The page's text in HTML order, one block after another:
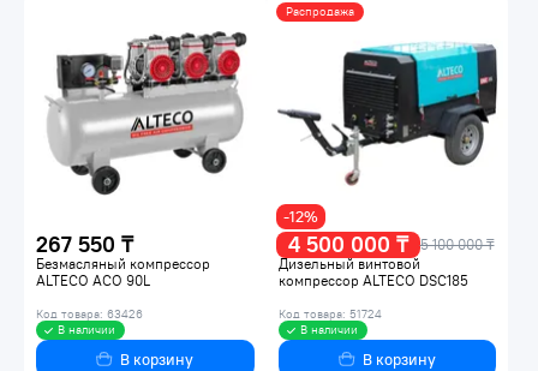
267 550 ₸
Безмасляный компрессор
ALTECO ACO 90L
Код товара: 63426
В наличии
В корзину
Распродажа
4 500 000 ₸ 5 100 000 ₸
-12%
Дизельный винтовой
компрессор ALTECO DSC185
Код товара: 51724
В наличии
В корзину